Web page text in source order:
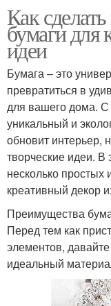
Как
бумаги для
идеи
Бумага – это
превратиться в
для вашего дома.
уникальный и
обновит интерьер,
творческие идеи. В
несколько простых
креативный декор
Преимущества
Перед тем как
элементов,
идеальный